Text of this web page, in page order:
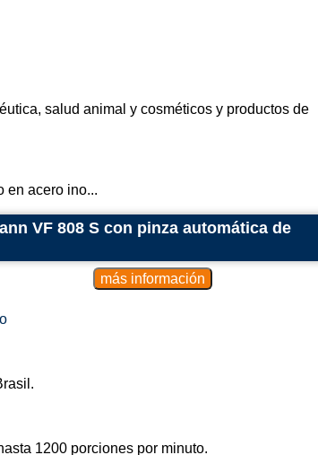
salud animal y cosméticos y productos de
en acero ino...
VF 808 S con pinza automática de
1200 porciones por minuto.